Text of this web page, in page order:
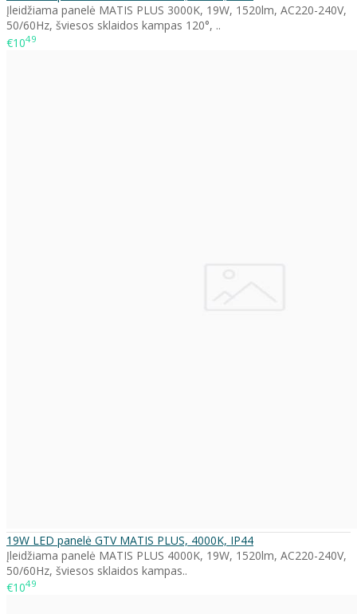
Įleidžiama panelė MATIS PLUS 3000K, 19W, 1520lm, AC220-240V,
50/60Hz, šviesos sklaidos kampas 120°, ..
€1049
19W LED panelė GTV MATIS PLUS, 4000K, IP44
Įleidžiama panelė MATIS PLUS 4000K, 19W, 1520lm, AC220-240V,
50/60Hz, šviesos sklaidos kampas..
€1049